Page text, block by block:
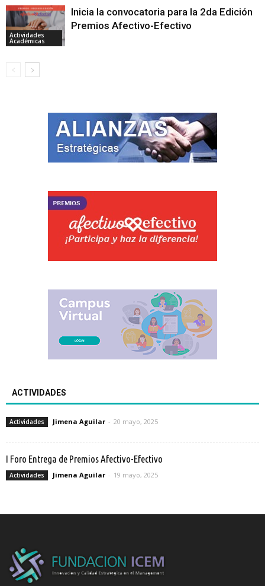
Actividades
Académicas
Inicia la convocatoria para la 2da Edición
Premios Afectivo-Efectivo
ACTIVIDADES
Actividades Jimena Aguilar - 20 mayo, 2025
I Foro Entrega de Premios Afectivo-Efectivo
Actividades Jimena Aguilar - 19 mayo, 2025